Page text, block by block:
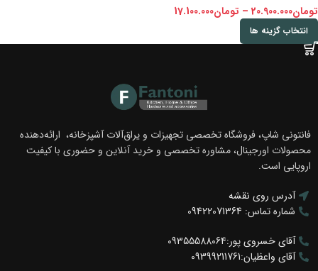
تومان20.900.000
– تومان17.100.000
انتخاب گزینه ها
فانتونی شاپ، فروشگاه تخصصی تجهیزات و یراق‌آلات آشپزخانه، ارائه‌دهنده
محصولات اورجینال، مشاوره تخصصی و خرید آنلاین و حضوری با کیفیت
اروپایی است.
آدرس روی نقشه
شماره تماس: 09422071364
آقای خسروی پور:09355588064
آقای واعظیان:09399211761